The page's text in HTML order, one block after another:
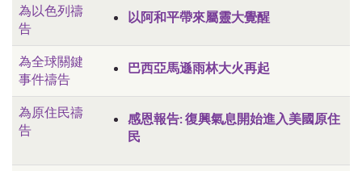
為以色列禱
告
以阿和平帶來屬靈大覺醒
為全球關鍵
事件禱告
巴西亞馬遜雨林大火再起
為原住民禱
告
感恩報告: 復興氣息開始進入美國原住
民